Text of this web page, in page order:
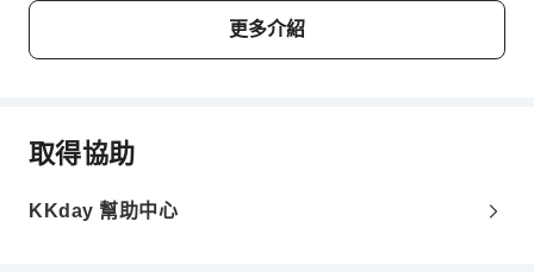
享受客房服務等設施。 為確保所有旅客的健康及便利，住宿嚴
禁吸菸。為了確保您獲得最大程度的放鬆，客房擁有溫馨的設
計，並備妥了所有基本用品，以營造出愉快的住宿體驗。部分
可以找到沖泡咖啡或茶的所需用品。好消息，部分房型的浴室
提供浴袍、毛巾或吹風機等設備，以確保您能享受舒適的住宿
更多介紹
取得協助
KKday 幫助中心